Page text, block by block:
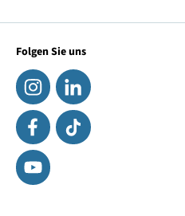
Folgen Sie uns